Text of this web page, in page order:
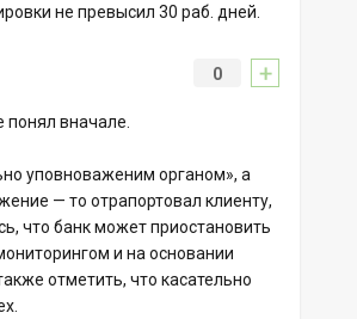
не превысил 30 раб. дней.
+
0
понял вначале.
уповноваженим органом», а
— то отрапортовал клиенту,
что банк может приостановить
и на основании
отметить, что касательно